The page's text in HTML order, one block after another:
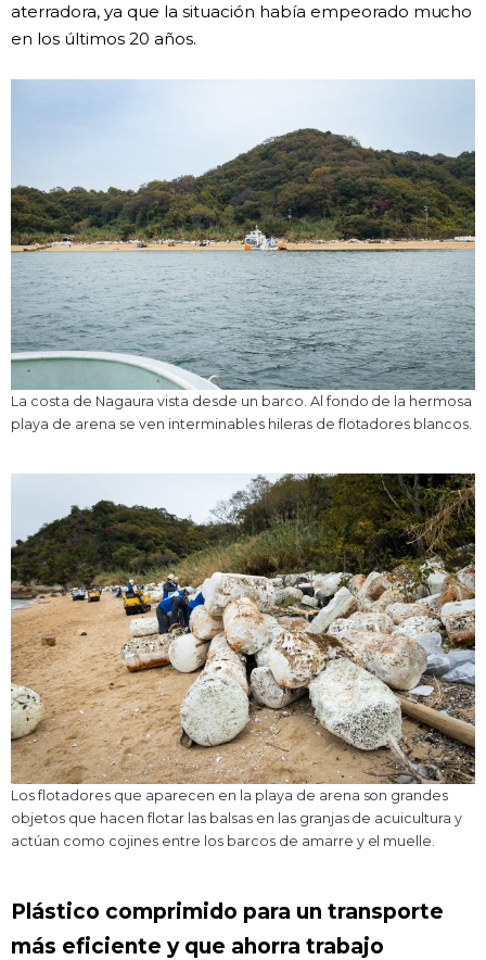
aterradora, ya que la situación había empeorado mucho
en los últimos 20 años.
La costa de Nagaura vista desde un barco. Al fondo de la hermosa
playa de arena se ven interminables hileras de flotadores blancos.
Los flotadores que aparecen en la playa de arena son grandes
objetos que hacen flotar las balsas en las granjas de acuicultura y
actúan como cojines entre los barcos de amarre y el muelle.
Plástico comprimido para un transporte
más eficiente y que ahorra trabajo